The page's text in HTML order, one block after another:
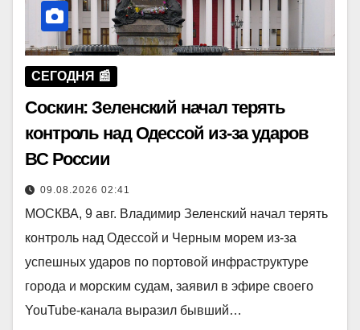
СЕГОДНЯ 📰
Соскин: Зеленский начал терять
контроль над Одессой из-за ударов
ВС России
09.08.2026 02:41
МОСКВА, 9 авг. Владимир Зеленский начал терять
контроль над Одессой и Черным морем из-за
успешных ударов по портовой инфраструктуре
города и морским судам, заявил в эфире своего
YouTube-канала выразил бывший…